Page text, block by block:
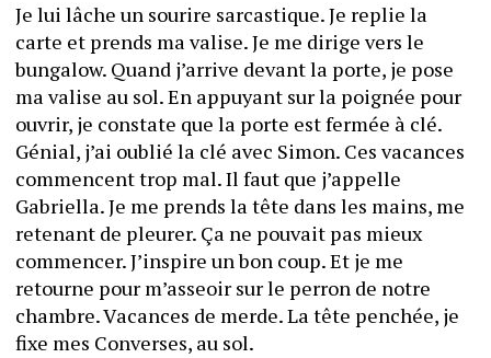
Je lui lâche un sourire sarcastique. Je replie la
carte et prends ma valise. Je me dirige vers le
bungalow. Quand j’arrive devant la porte, je pose
ma valise au sol. En appuyant sur la poignée pour
ouvrir, je constate que la porte est fermée à clé.
Génial, j’ai oublié la clé avec Simon. Ces vacances
commencent trop mal. Il faut que j’appelle
Gabriella. Je me prends la tête dans les mains, me
retenant de pleurer. Ça ne pouvait pas mieux
commencer. J’inspire un bon coup. Et je me
retourne pour m’asseoir sur le perron de notre
chambre. Vacances de merde. La tête penchée, je
fixe mes Converses, au sol.